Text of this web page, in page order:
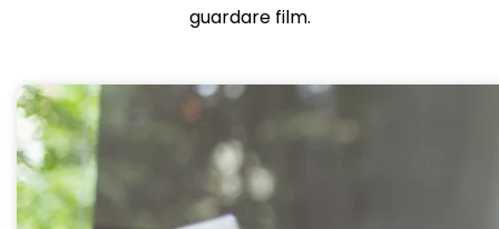
guardare film.